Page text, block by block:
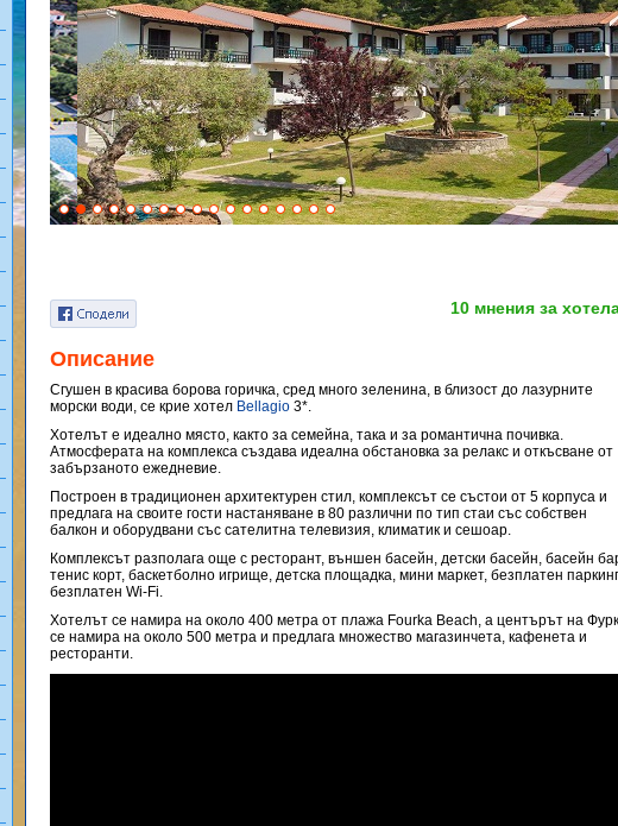
10 мнения за
Описание
Сгушен в красива борова горичка, сред много зеленина, в близост до лазурните
морски води, се крие хотел Bellagio 3*.
Хотелът е идеално място, както за семейна, така и за романтична почивка.
Атмосферата на комплекса създава идеална обстановка за релакс и откъсване от
забързаното ежедневие.
Построен в традиционен архитектурен стил, комплексът се състои от 5 корпуса и
предлага на своите гости настаняване в 80 различни по тип стаи със собствен
балкон и оборудвани със сателитна телевизия, климатик и сешоар.
Комплексът разполага още с ресторант, външен басейн, детски басейн, басейн
тенис корт, баскетболно игрище, детска площадка, мини маркет, безплатен
безплатен Wi-Fi.
Хотелът се намира на около 400 метра от плажа Fourka Beach, a центърът на
се намира на около 500 метра и предлага множество магазинчета, кафенета и
ресторанти.